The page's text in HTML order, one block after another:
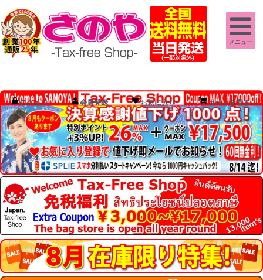
メニュー
ログイン 会員登録 お気に入り カートを見る